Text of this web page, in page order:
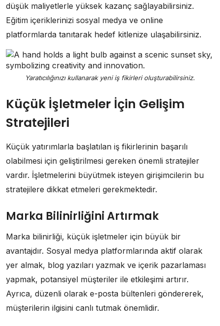
düşük maliyetlerle yüksek kazanç sağlayabilirsiniz.
Eğitim içeriklerinizi sosyal medya ve online
platformlarda tanıtarak hedef kitlenize ulaşabilirsiniz.
Yaratıcılığınızı kullanarak yeni iş fikirleri oluşturabilirsiniz.
Küçük İşletmeler İçin Gelişim
Stratejileri
Küçük yatırımlarla başlatılan iş fikirlerinin başarılı
olabilmesi için geliştirilmesi gereken önemli stratejiler
vardır. İşletmelerini büyütmek isteyen girişimcilerin bu
stratejilere dikkat etmeleri gerekmektedir.
Marka Bilinirliğini Artırmak
Marka bilinirliği, küçük işletmeler için büyük bir
avantajdır. Sosyal medya platformlarında aktif olarak
yer almak, blog yazıları yazmak ve içerik pazarlaması
yapmak, potansiyel müşteriler ile etkileşimi artırır.
Ayrıca, düzenli olarak e-posta bültenleri göndererek,
müşterilerin ilgisini canlı tutmak önemlidir.